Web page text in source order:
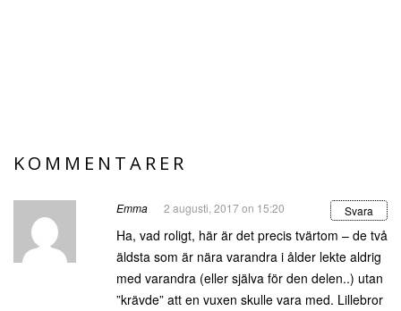
KOMMENTARER
Emma 2 augusti, 2017 on 15:20 Svara
Ha, vad roligt, här är det precis tvärtom – de två
äldsta som är nära varandra i ålder lekte aldrig
med varandra (eller själva för den delen..) utan
”krävde” att en vuxen skulle vara med. Lillebror